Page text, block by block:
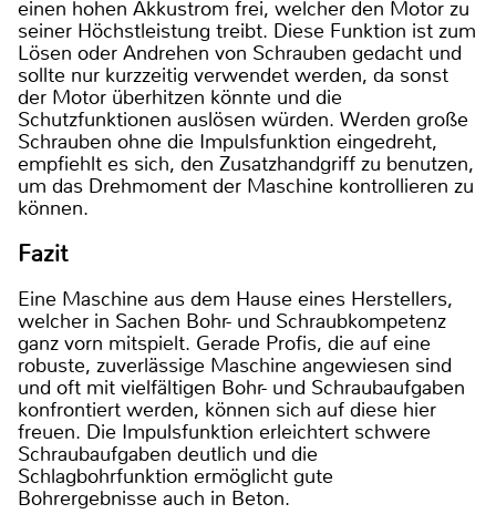
einen hohen Akkustrom frei, welcher den Motor zu
seiner Höchstleistung treibt. Diese Funktion ist zum
Lösen oder Andrehen von Schrauben gedacht und
sollte nur kurzzeitig verwendet werden, da sonst
der Motor überhitzen könnte und die
Schutzfunktionen auslösen würden. Werden große
Schrauben ohne die Impulsfunktion eingedreht,
empfiehlt es sich, den Zusatzhandgriff zu benutzen,
um das Drehmoment der Maschine kontrollieren zu
können.
Fazit
Eine Maschine aus dem Hause eines Herstellers,
welcher in Sachen Bohr- und Schraubkompetenz
ganz vorn mitspielt. Gerade Profis, die auf eine
robuste, zuverlässige Maschine angewiesen sind
und oft mit vielfältigen Bohr- und Schraubaufgaben
konfrontiert werden, können sich auf diese hier
freuen. Die Impulsfunktion erleichtert schwere
Schraubaufgaben deutlich und die
Schlagbohrfunktion ermöglicht gute
Bohrergebnisse auch in Beton.